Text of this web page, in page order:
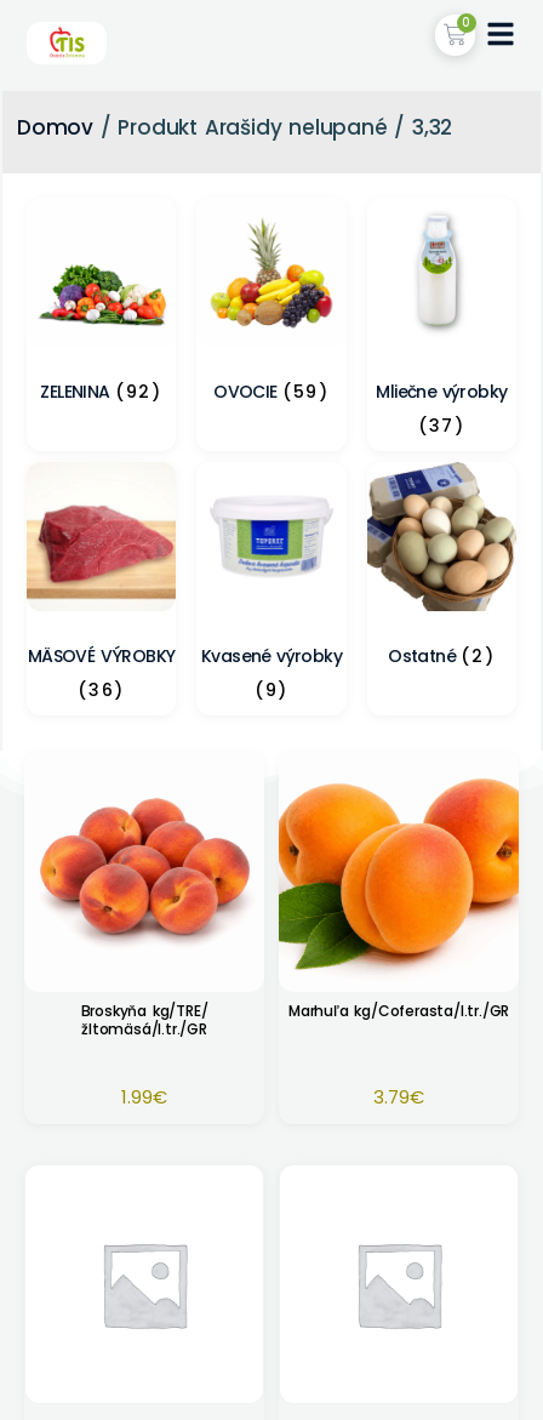
0
Domov / Produkt Arašidy nelupané / 3,32
ZELENINA (92) OVOCIE (59)
Mliečne výrobky
(37)
MÄSOVÉ VÝROBKY
(36)
Kvasené výrobky
(9)
Ostatné (2)
Broskyňa kg/TRE/
žltomäsá/I.tr./GR
1.99€
Marhuľa kg/Coferasta/I.tr./GR
3.79€